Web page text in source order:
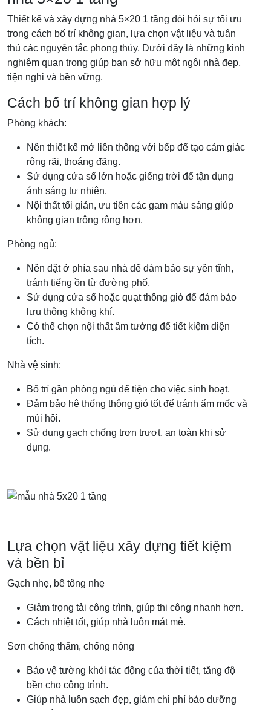
Thiết kế và xây dựng nhà 5×20 1 tầng đòi hỏi sự tối ưu
trong cách bố trí không gian, lựa chọn vật liệu và tuân
thủ các nguyên tắc phong thủy. Dưới đây là những kinh
nghiệm quan trọng giúp bạn sở hữu một ngôi nhà đẹp,
tiện nghi và bền vững.
Cách bố trí không gian hợp lý
Phòng khách:
Nên thiết kế mở liên thông với bếp để tạo cảm giác
rộng rãi, thoáng đãng.
Sử dụng cửa sổ lớn hoặc giếng trời để tận dụng
ánh sáng tự nhiên.
Nội thất tối giản, ưu tiên các gam màu sáng giúp
không gian trông rộng hơn.
Phòng ngủ:
Nên đặt ở phía sau nhà để đảm bảo sự yên tĩnh,
tránh tiếng ồn từ đường phố.
Sử dụng cửa sổ hoặc quạt thông gió để đảm bảo
lưu thông không khí.
Có thể chọn nội thất âm tường để tiết kiệm diện
tích.
Nhà vệ sinh:
Bố trí gần phòng ngủ để tiện cho việc sinh hoạt.
Đảm bảo hệ thống thông gió tốt để tránh ẩm mốc và
mùi hôi.
Sử dụng gạch chống trơn trượt, an toàn khi sử
dụng.
Lựa chọn vật liệu xây dựng tiết kiệm
và bền bỉ
Gạch nhẹ, bê tông nhẹ
Giảm trọng tải công trình, giúp thi công nhanh hơn.
Cách nhiệt tốt, giúp nhà luôn mát mẻ.
Sơn chống thấm, chống nóng
Bảo vệ tường khỏi tác động của thời tiết, tăng độ
bền cho công trình.
Giúp nhà luôn sạch đẹp, giảm chi phí bảo dưỡng